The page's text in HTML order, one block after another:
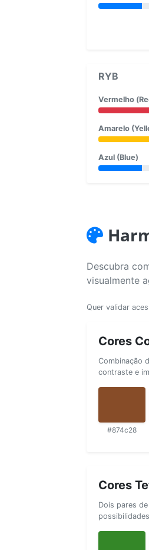
RYB
Vermelho
Amarelo
Azul (Blue)
Descubra
visualmente
Quer validar
Cores
Combinação
contraste e
#874c28
Cores
Dois pares